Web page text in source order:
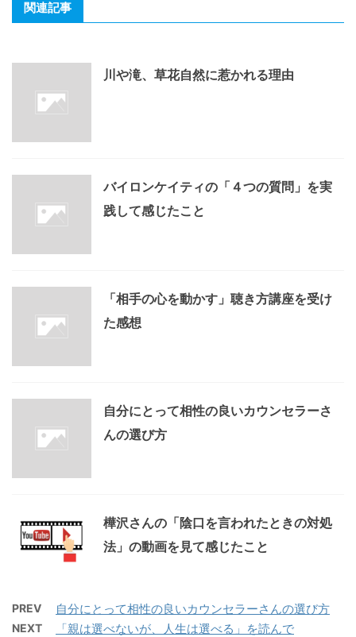
関連記事
川や滝、草花自然に惹かれる理由
バイロンケイティの「４つの質問」を実
践して感じたこと
「相手の心を動かす」聴き方講座を受け
た感想
自分にとって相性の良いカウンセラーさ
んの選び方
樺沢さんの「陰口を言われたときの対処
法」の動画を見て感じたこと
PREV 自分にとって相性の良いカウンセラーさんの選び方
NEXT 「親は選べないが、人生は選べる」を読んで